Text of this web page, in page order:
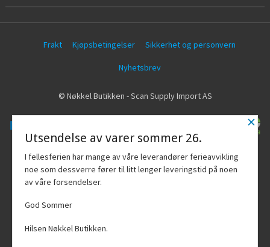
Frakt Kjøpsbetingelser Sikkerhet og personvern
Nyhetsbrev
© Nøkkel Butikken - Scan Supply Import AS
Vår nettbutikk bruker cookies slik at du
får en bedre kjøpsopplevelse og vi kan
yte deg bedre service. Vi bruker cookies
hovedsaklig til å lagre
×
Utsendelse av varer sommer 26.
I fellesferien har mange av våre leverandører ferieavvikling
noe som dessverre fører til litt lenger leveringstid på noen
av våre forsendelser.
God Sommer
Hilsen Nøkkel Butikken.